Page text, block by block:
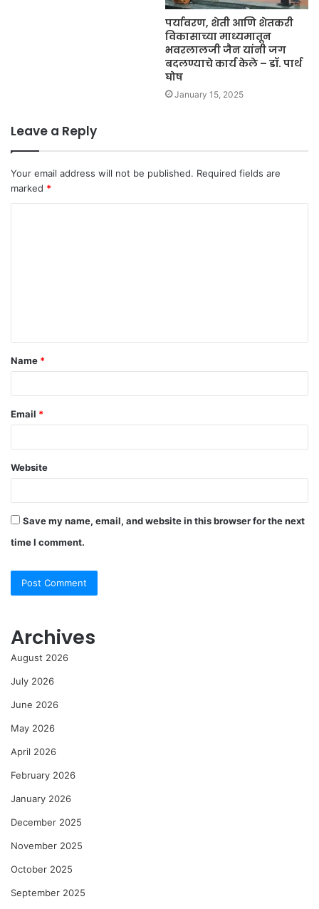
पर्यावरण, शेती आणि शेतकरी
विकासाच्या माध्यमातून
भवरलालजी जैन यांनी जग
बदलण्याचे कार्य केले – डॉ. पार्थ
घोष
January 15, 2025
Leave a Reply
Your email address will not be published. Required fields are
marked *
t
*
Name *
Email *
Website
Save my name, email, and website in this browser for the next
time I comment.
Archives
August 2026
July 2026
June 2026
May 2026
April 2026
February 2026
January 2026
December 2025
November 2025
October 2025
September 2025